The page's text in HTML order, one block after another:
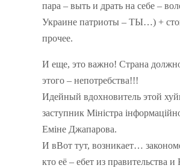
пара – выть и драть на себе –
Украине патриоты – ТЫ…) +
прочее.
И еще, это важно! Страна должно
этого – непотребства!!!
Идейный вдохновитель этой
заступник Міністра
Еміне Джапарова.
И вВот тут, возникает…
кто её – ебет из правительства